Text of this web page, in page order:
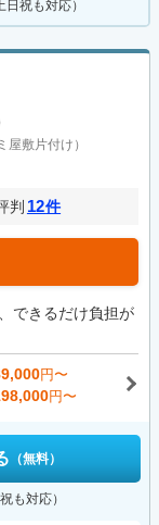
祝も対応）
屋敷片付け）
判 12件
できるだけ負担が
円〜
円〜
（無料）
も対応）